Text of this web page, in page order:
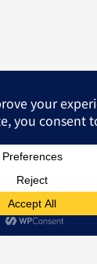
學注意事項
們一起來了解一
吧！
觀看文章